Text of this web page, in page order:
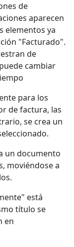
de
aparecen
elementos ya
"Facturado".
de
cambiar
para los
de factura, las
se crea un
un documento
moviéndose a
está
título se
en